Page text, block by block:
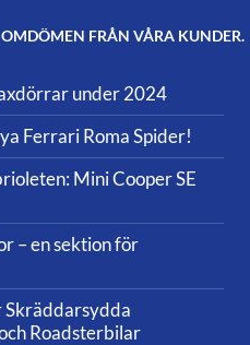
FRÅN VÅRA KUNDER.
under 2024
Ferrari Roma Spider!
Mini Cooper SE
– en sektion för
Skräddarsydda
Roadsterbilar